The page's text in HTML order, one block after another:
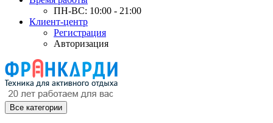
ПН-ВС: 10:00 - 21:00
Клиент-центр
Регистрация
Авторизация
Все категории